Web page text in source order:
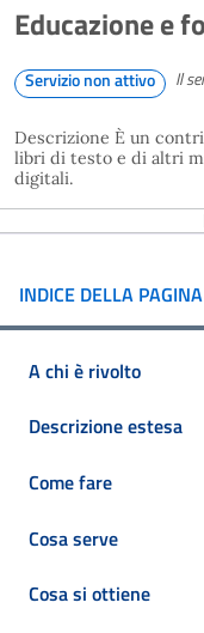
Educazione e
Servizio non attivo Il
Descrizione È un
libri di testo e di altri
digitali.
INDICE DELLA PAGINA
A chi è rivolto
Descrizione estesa
Come fare
Cosa serve
Cosa si ottiene